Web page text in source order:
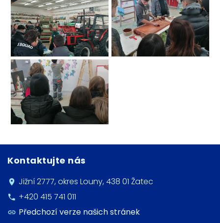
Kontaktujte nás
Jižní 2777, okres Louny, 438 01 Žatec
+420 415 741 011
Předchozí verze našich stránek